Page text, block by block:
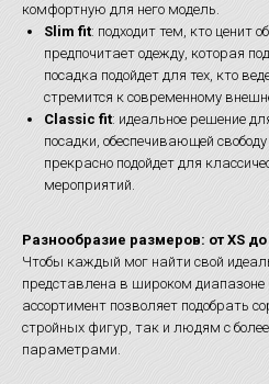
комфортную для него модель.
Slim fit: подходит тем, кто ценит
предпочитает одежду, которая
посадка подойдет для тех, кто
стремится к современному
Classic fit: идеальное решение
посадки, обеспечивающей
прекрасно подойдет для
мероприятий.
Разнообразие размеров: от XS до
Чтобы каждый мог найти свой
представлена в широком диапазоне
ассортимент позволяет подобрать
стройных фигур, так и людям с
параметрами.